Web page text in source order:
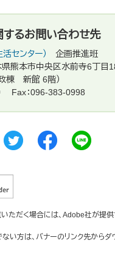
するお問い合わせ先
センター）
企画推進班
県熊本市中央区水前寺6丁目
政棟 新館 6階）
Fax：096-383-0998
いただく場合には、Adobe社が提
い方は、バナーのリンク先からダ